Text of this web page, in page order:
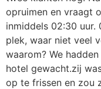
opruimen en vraagt
inmiddels 02:30 uur.
plek, waar niet veel
waarom? We
hotel gewacht.zij
op te frissen en zou